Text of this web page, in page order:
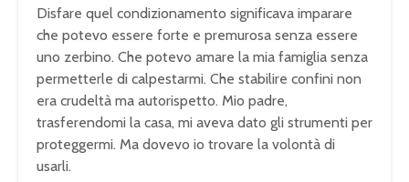
Disfare quel condizionamento significava imparare
che potevo essere forte e premurosa senza essere
uno zerbino. Che potevo amare la mia famiglia senza
permetterle di calpestarmi. Che stabilire confini non
era crudeltà ma autorispetto. Mio padre,
trasferendomi la casa, mi aveva dato gli strumenti per
proteggermi. Ma dovevo io trovare la volontà di
usarli.